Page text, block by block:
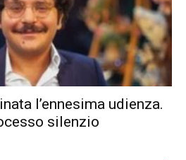
l’ennesima udienza.
silenzio